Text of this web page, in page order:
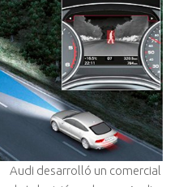
Audi desarrolló un comercial